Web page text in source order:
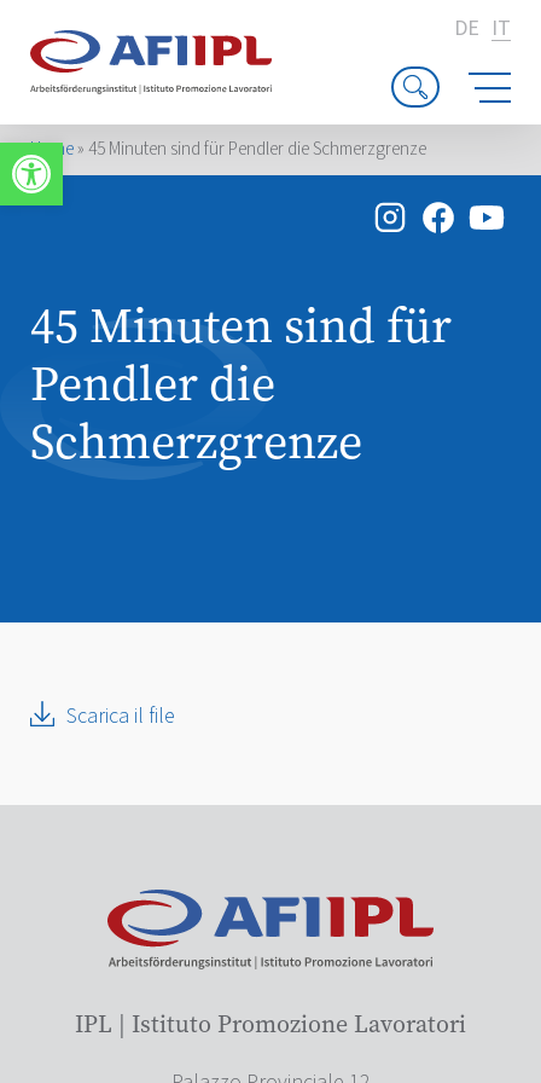
Apri la barra degli strumenti
DE IT
Home»45 Minuten sind für Pendler die Schmerzgrenze
45 Minuten sind für
Pendler die
Schmerzgrenze
Scarica il file
IPL | Istituto Promozione Lavoratori